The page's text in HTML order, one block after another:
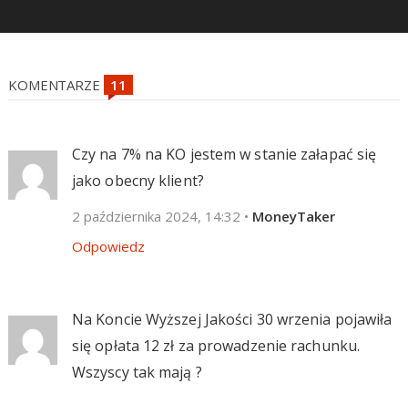
KOMENTARZE
Czy na 7% na KO jestem w stanie załapać się
jako obecny klient?
2 października 2024, 14:32 • MoneyTaker
Odpowiedz
Na Koncie Wyższej Jakości 30 wrzenia pojawiła
się opłata 12 zł za prowadzenie rachunku.
Wszyscy tak mają ?